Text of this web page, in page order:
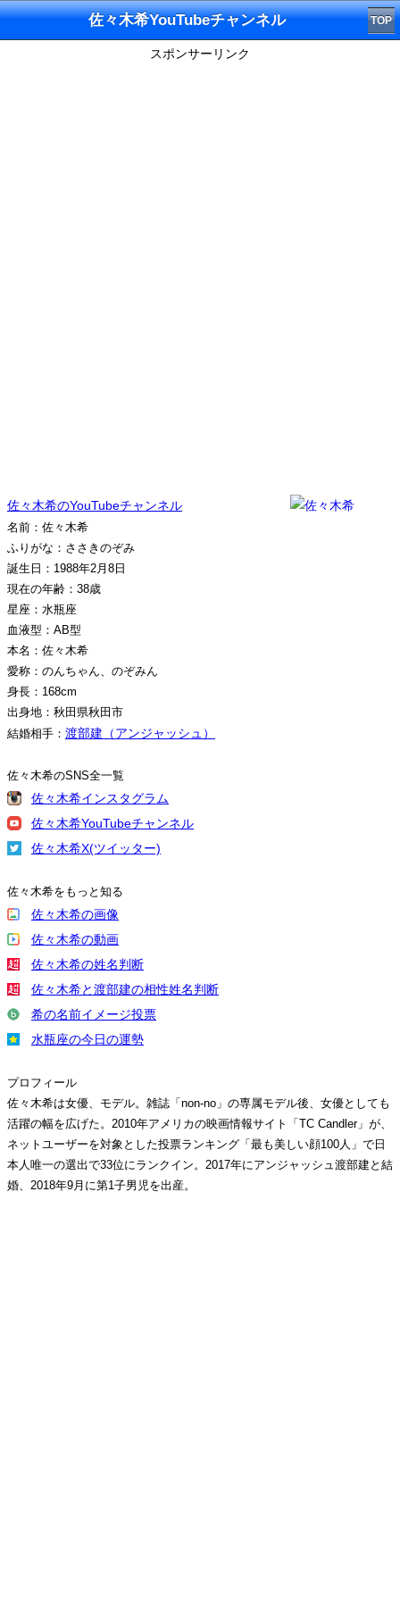
佐々木希YouTubeチャンネル TOP
スポンサーリンク
佐々木希のYouTubeチャンネル
名前：佐々木希
ふりがな：ささきのぞみ
誕生日：1988年2月8日
現在の年齢：38歳
星座：水瓶座
血液型：AB型
本名：佐々木希
愛称：のんちゃん、のぞみん
身長：168cm
出身地：秋田県秋田市
結婚相手： 渡部建（アンジャッシュ）
佐々木希のSNS全一覧
佐々木希インスタグラム
佐々木希YouTubeチャンネル
佐々木希X(ツイッター)
佐々木希をもっと知る
佐々木希の画像
佐々木希の動画
佐々木希の姓名判断
佐々木希と渡部建の相性姓名判断
希の名前イメージ投票
水瓶座の今日の運勢
プロフィール
佐々木希は女優、モデル。雑誌「non-no」の専属モデル後、女優としても
活躍の幅を広げた。2010年アメリカの映画情報サイト「TC Candler」が、
ネットユーザーを対象とした投票ランキング「最も美しい顔100人」で日
本人唯一の選出で33位にランクイン。2017年にアンジャッシュ渡部建と結
婚、2018年9月に第1子男児を出産。